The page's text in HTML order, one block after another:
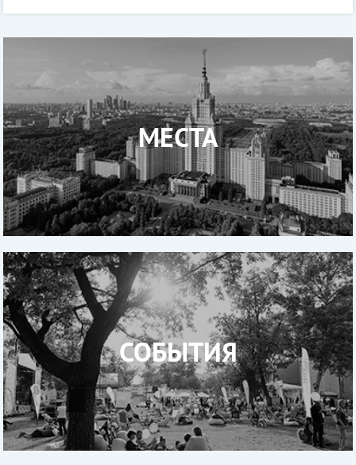
мир водных развлечений вместе
МЕСТА
СОБЫТИЯ